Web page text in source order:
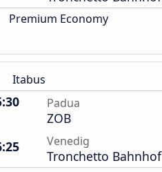
Premium Economy
Itabus
Padua
ZOB
Venedig
Tronchetto Bahnhof